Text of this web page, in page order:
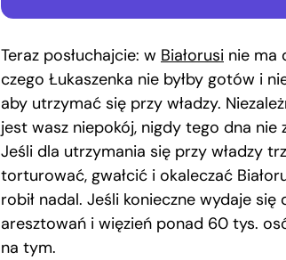
Teraz posłuchajcie: w Białorusi nie ma
czego Łukaszenka nie byłby gotów i
aby utrzymać się przy władzy.
jest wasz niepokój, nigdy tego dna nie
Jeśli dla utrzymania się przy władzy
torturować, gwałcić i okaleczać
robił nadal. Jeśli konieczne wydaje
aresztowań i więzień ponad 60 tys.
na tym.